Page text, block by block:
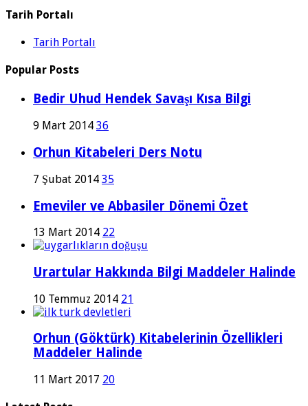
Tarih Portalı
Tarih Portalı
Popular Posts
Bedir Uhud Hendek Savaşı Kısa Bilgi
9 Mart 2014 36
Orhun Kitabeleri Ders Notu
7 Şubat 2014 35
Emeviler ve Abbasiler Dönemi Özet
13 Mart 2014 22
Urartular Hakkında Bilgi Maddeler Halinde
10 Temmuz 2014 21
Orhun (Göktürk) Kitabelerinin Özellikleri
Maddeler Halinde
11 Mart 2017 20